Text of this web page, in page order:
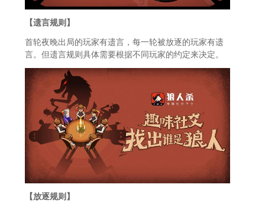
【遗言规则】
首轮夜晚出局的玩家有遗言，每一轮被放逐的玩家有遗
言。但遗言规则具体需要根据不同玩家的约定来决定。
【放逐规则】